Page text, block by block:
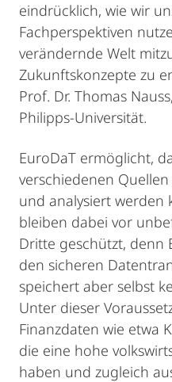
eindrücklich, wie wir
Fachperspektiven
verändernde Welt
Zukunftskonzepte zu
Prof. Dr. Thomas
Philipps-Universität.
EuroDaT ermöglicht,
verschiedenen
und analysiert werden
bleiben dabei vor
Dritte geschützt, denn
den sicheren
speichert aber selbst
Unter dieser
Finanzdaten wie etwa
die eine hohe
haben und zugleich